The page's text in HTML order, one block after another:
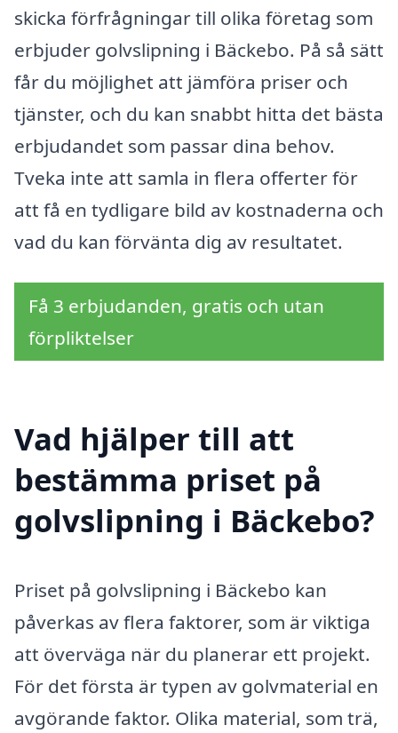
skicka förfrågningar till olika företag som
erbjuder golvslipning i Bäckebo. På så sätt
får du möjlighet att jämföra priser och
tjänster, och du kan snabbt hitta det bästa
erbjudandet som passar dina behov.
Tveka inte att samla in flera offerter för
att få en tydligare bild av kostnaderna och
vad du kan förvänta dig av resultatet.
Få 3 erbjudanden, gratis och utan
förpliktelser
Vad hjälper till att
bestämma priset på
golvslipning i Bäckebo?
Priset på golvslipning i Bäckebo kan
påverkas av flera faktorer, som är viktiga
att överväga när du planerar ett projekt.
För det första är typen av golvmaterial en
avgörande faktor. Olika material, som trä,